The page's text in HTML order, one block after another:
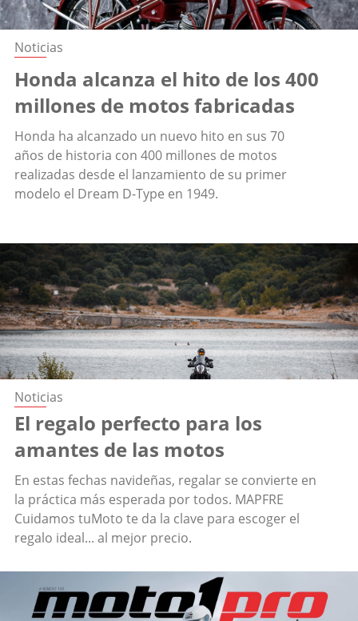
Noticias
Honda alcanza el hito de los 400
millones de motos fabricadas
Honda ha alcanzado un nuevo hito en sus 70
años de historia con 400 millones de motos
realizadas desde el lanzamiento de su primer
modelo el Dream D-Type en 1949.
Noticias
El regalo perfecto para los
amantes de las motos
En estas fechas navideñas, regalar se convierte en
la práctica más esperada por todos. MAPFRE
Cuidamos tuMoto te da la clave para escoger el
regalo ideal... al mejor precio.